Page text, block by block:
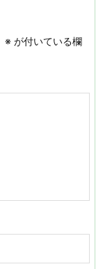
※ が付いている欄